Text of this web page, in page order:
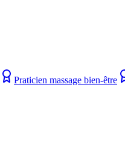
Praticien massage bien-être